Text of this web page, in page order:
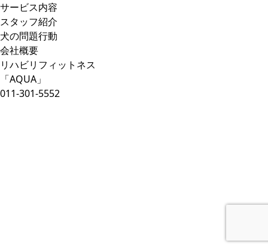
サービス内容
スタッフ紹介
犬の問題行動
会社概要
リハビリフィットネス
「AQUA」
011-301-5552